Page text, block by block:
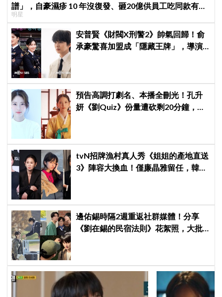
譜」，自豪濕疹 10 年沒復發、砸20億供員工吃同款有機
餐
明星
安普賢《財閥X刑警2》帥氣回歸！俞
承豪驚喜加盟成「隱藏王牌」，導演
預告高調打劇名、本播全刪光！孔升
妍《劉Quiz》份量遭砍剩20分鐘，
tvN招牌漁村真人秀《姐姐的產地直送
3》陣容大換血！僅廉晶雅留任，韓媒
邊佑錫時隔2週重返社群媒體！分享
《劉在錫的民宿法則》花絮照，大批